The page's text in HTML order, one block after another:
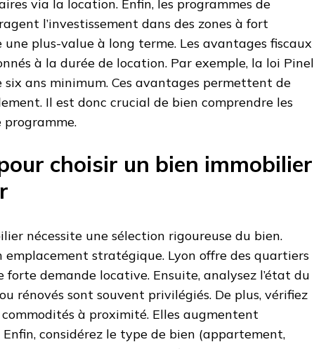
via la location. Enfin, les programmes de
l’investissement dans des zones à fort
une plus-value à long terme. Les avantages fiscaux
à la durée de location. Par exemple, la loi Pinel
ans minimum. Ces avantages permettent de
Il est donc crucial de bien comprendre les
choisir un bien immobilier
nécessite une sélection rigoureuse du bien.
emplacement stratégique. Lyon offre des quartiers
forte demande locative. Ensuite, analysez l’état du
rénovés sont souvent privilégiés. De plus, vérifiez
à proximité. Elles augmentent
considérez le type de bien (appartement,